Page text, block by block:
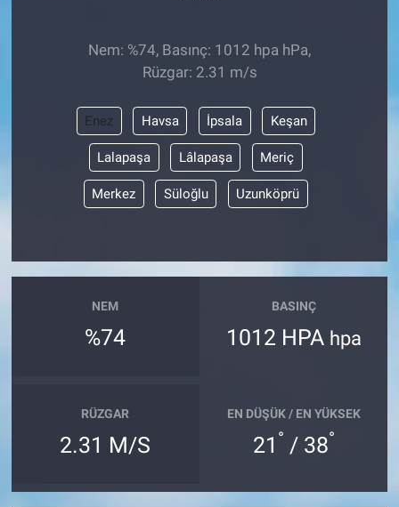
Nem: %74, Basınç: 1012 hpa hPa,
Rüzgar: 2.31 m/s
Enez Havsa İpsala Keşan
Lalapaşa Lâlapaşa Meriç
Merkez Süloğlu Uzunköprü
NEM
%74
BASINÇ
1012 HPA hpa
RÜZGAR
2.31 M/S
EN DÜŞÜK / EN YÜKSEK
21 ° / 38°